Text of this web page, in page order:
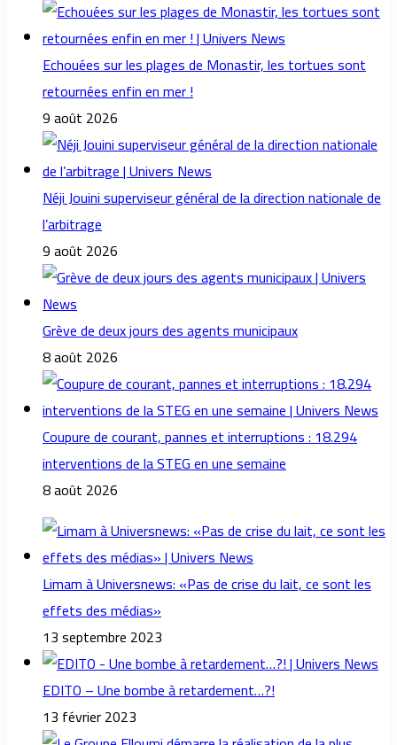
Echouées sur les plages de Monastir, les tortues sont
retournées enfin en mer !
9 août 2026
Néji Jouini superviseur général de la direction nationale de
l’arbitrage
9 août 2026
Grève de deux jours des agents municipaux
8 août 2026
Coupure de courant, pannes et interruptions : 18.294
interventions de la STEG en une semaine
8 août 2026
Limam à Universnews: «Pas de crise du lait, ce sont les
effets des médias»
13 septembre 2023
EDITO – Une bombe à retardement…?!
13 février 2023